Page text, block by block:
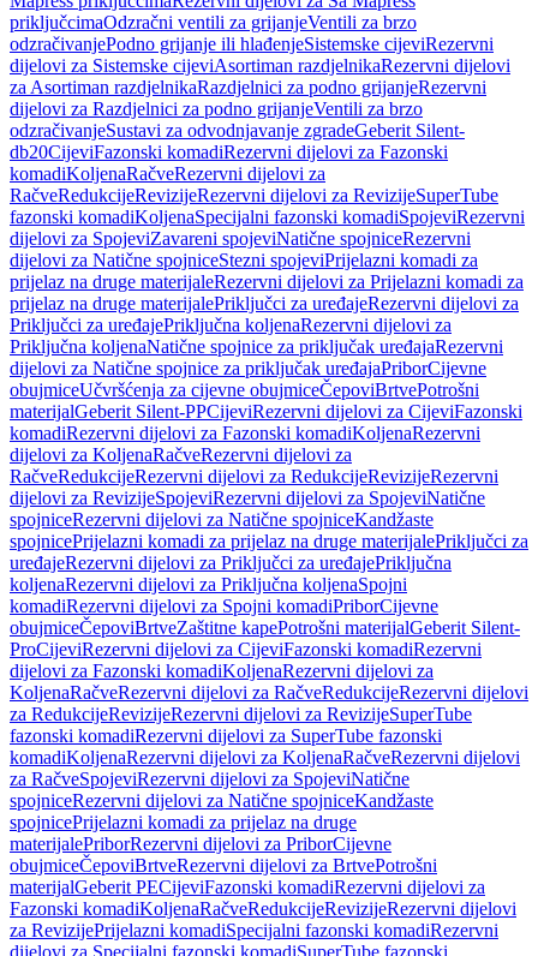
priključcimaOdzračni ventili za grijanjeVentili za brzo
odzračivanjePodno grijanje ili hlađenjeSistemske cijeviRezervni
dijelovi za Sistemske cijeviAsortiman razdjelnikaRezervni dijelovi
za Asortiman razdjelnikaRazdjelnici za podno grijanjeRezervni
dijelovi za Razdjelnici za podno grijanjeVentili za brzo
odzračivanjeSustavi za odvodnjavanje zgradeGeberit Silent-
db20CijeviFazonski komadiRezervni dijelovi za Fazonski
komadiKoljenaRačveRezervni dijelovi za
RačveRedukcijeRevizijeRezervni dijelovi za RevizijeSuperTube
fazonski komadiKoljenaSpecijalni fazonski komadiSpojeviRezervni
dijelovi za SpojeviZavareni spojeviNatične spojniceRezervni
dijelovi za Natične spojniceStezni spojeviPrijelazni komadi za
prijelaz na druge materijaleRezervni dijelovi za Prijelazni komadi za
prijelaz na druge materijalePriključci za uređajeRezervni dijelovi za
Priključci za uređajePriključna koljenaRezervni dijelovi za
Priključna koljenaNatične spojnice za priključak uređajaRezervni
dijelovi za Natične spojnice za priključak uređajaPriborCijevne
obujmiceUčvršćenja za cijevne obujmiceČepoviBrtvePotrošni
materijalGeberit Silent-PPCijeviRezervni dijelovi za CijeviFazonski
komadiRezervni dijelovi za Fazonski komadiKoljenaRezervni
dijelovi za KoljenaRačveRezervni dijelovi za
RačveRedukcijeRezervni dijelovi za RedukcijeRevizijeRezervni
dijelovi za RevizijeSpojeviRezervni dijelovi za SpojeviNatične
spojniceRezervni dijelovi za Natične spojniceKandžaste
spojnicePrijelazni komadi za prijelaz na druge materijalePriključci za
uređajeRezervni dijelovi za Priključci za uređajePriključna
koljenaRezervni dijelovi za Priključna koljenaSpojni
komadiRezervni dijelovi za Spojni komadiPriborCijevne
obujmiceČepoviBrtveZaštitne kapePotrošni materijalGeberit Silent-
ProCijeviRezervni dijelovi za CijeviFazonski komadiRezervni
dijelovi za Fazonski komadiKoljenaRezervni dijelovi za
KoljenaRačveRezervni dijelovi za RačveRedukcijeRezervni dijelovi
za RedukcijeRevizijeRezervni dijelovi za RevizijeSuperTube
fazonski komadiRezervni dijelovi za SuperTube fazonski
komadiKoljenaRezervni dijelovi za KoljenaRačveRezervni dijelovi
za RačveSpojeviRezervni dijelovi za SpojeviNatične
spojniceRezervni dijelovi za Natične spojniceKandžaste
spojnicePrijelazni komadi za prijelaz na druge
materijalePriborRezervni dijelovi za PriborCijevne
obujmiceČepoviBrtveRezervni dijelovi za BrtvePotrošni
materijalGeberit PECijeviFazonski komadiRezervni dijelovi za
Fazonski komadiKoljenaRačveRedukcijeRevizijeRezervni dijelovi
za RevizijePrijelazni komadiSpecijalni fazonski komadiRezervni
dijelovi za Specijalni fazonski komadiSuperTube fazonski